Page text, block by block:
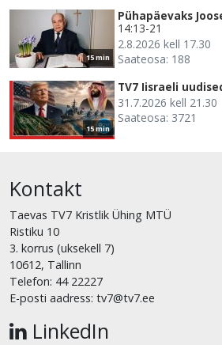
15 min
Pühapäevaks
14:13-21
2.8.2026 kell 17.30
Saateosa: 188
15 min
TV7 Iisraeli
31.7.2026 kell 21.30
Saateosa: 3721
Kontakt
Taevas TV7 Kristlik Ühing MTÜ
Ristiku 10
3. korrus (uksekell 7)
10612, Tallinn
Telefon: 44 22227
E-posti aadress: tv7@tv7.ee
LinkedIn